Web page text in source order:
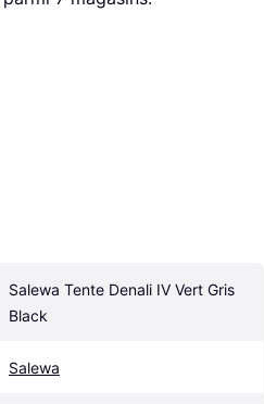
Salewa Tente Denali IV Vert Gris
Black
Salewa